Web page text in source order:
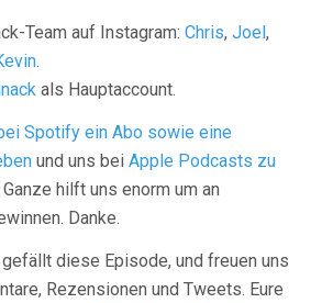
Team auf Instagram: Chris, Joel,
.
als Hauptaccount.
Spotify ein Abo sowie eine
und uns bei Apple Podcasts zu
hilft uns enorm um an
Danke.
diese Episode, und freuen uns
Rezensionen und Tweets. Eure